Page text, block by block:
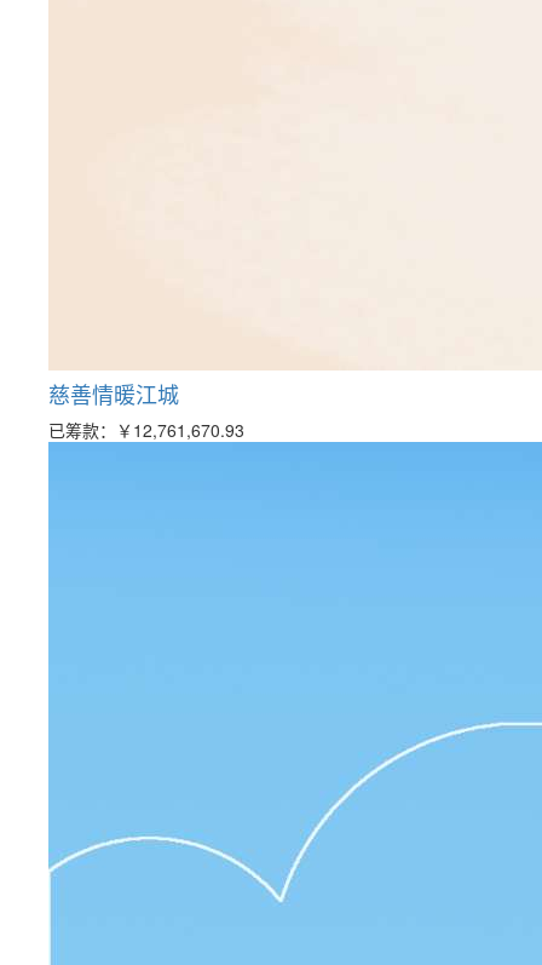
慈善情暖江城
已筹款： ￥12,761,670.93